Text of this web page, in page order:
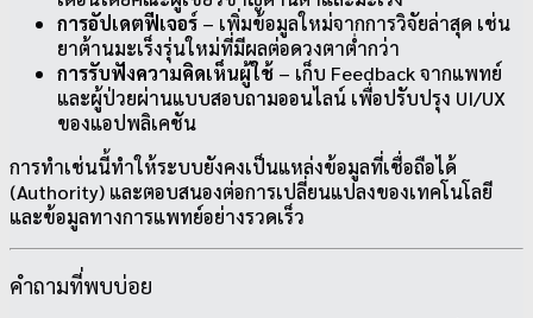
การอัปเดตฟีเจอร์ – เพิ่มข้อมูลใหม่จากการวิจัยล่าสุด เช่น
ยาต้านมะเร็งรุ่นใหม่ที่มีผลต่อดวงตาต่ำกว่า
การรับฟังความคิดเห็นผู้ใช้ – เก็บ Feedback จากแพทย์
และผู้ป่วยผ่านแบบสอบถามออนไลน์ เพื่อปรับปรุง UI/UX
ของแอปพลิเคชัน
การทำเช่นนี้ทำให้ระบบยังคงเป็นแหล่งข้อมูลที่เชื่อถือได้
(Authority) และตอบสนองต่อการเปลี่ยนแปลงของเทคโนโลยี
และข้อมูลทางการแพทย์อย่างรวดเร็ว
คำถามที่พบบ่อย